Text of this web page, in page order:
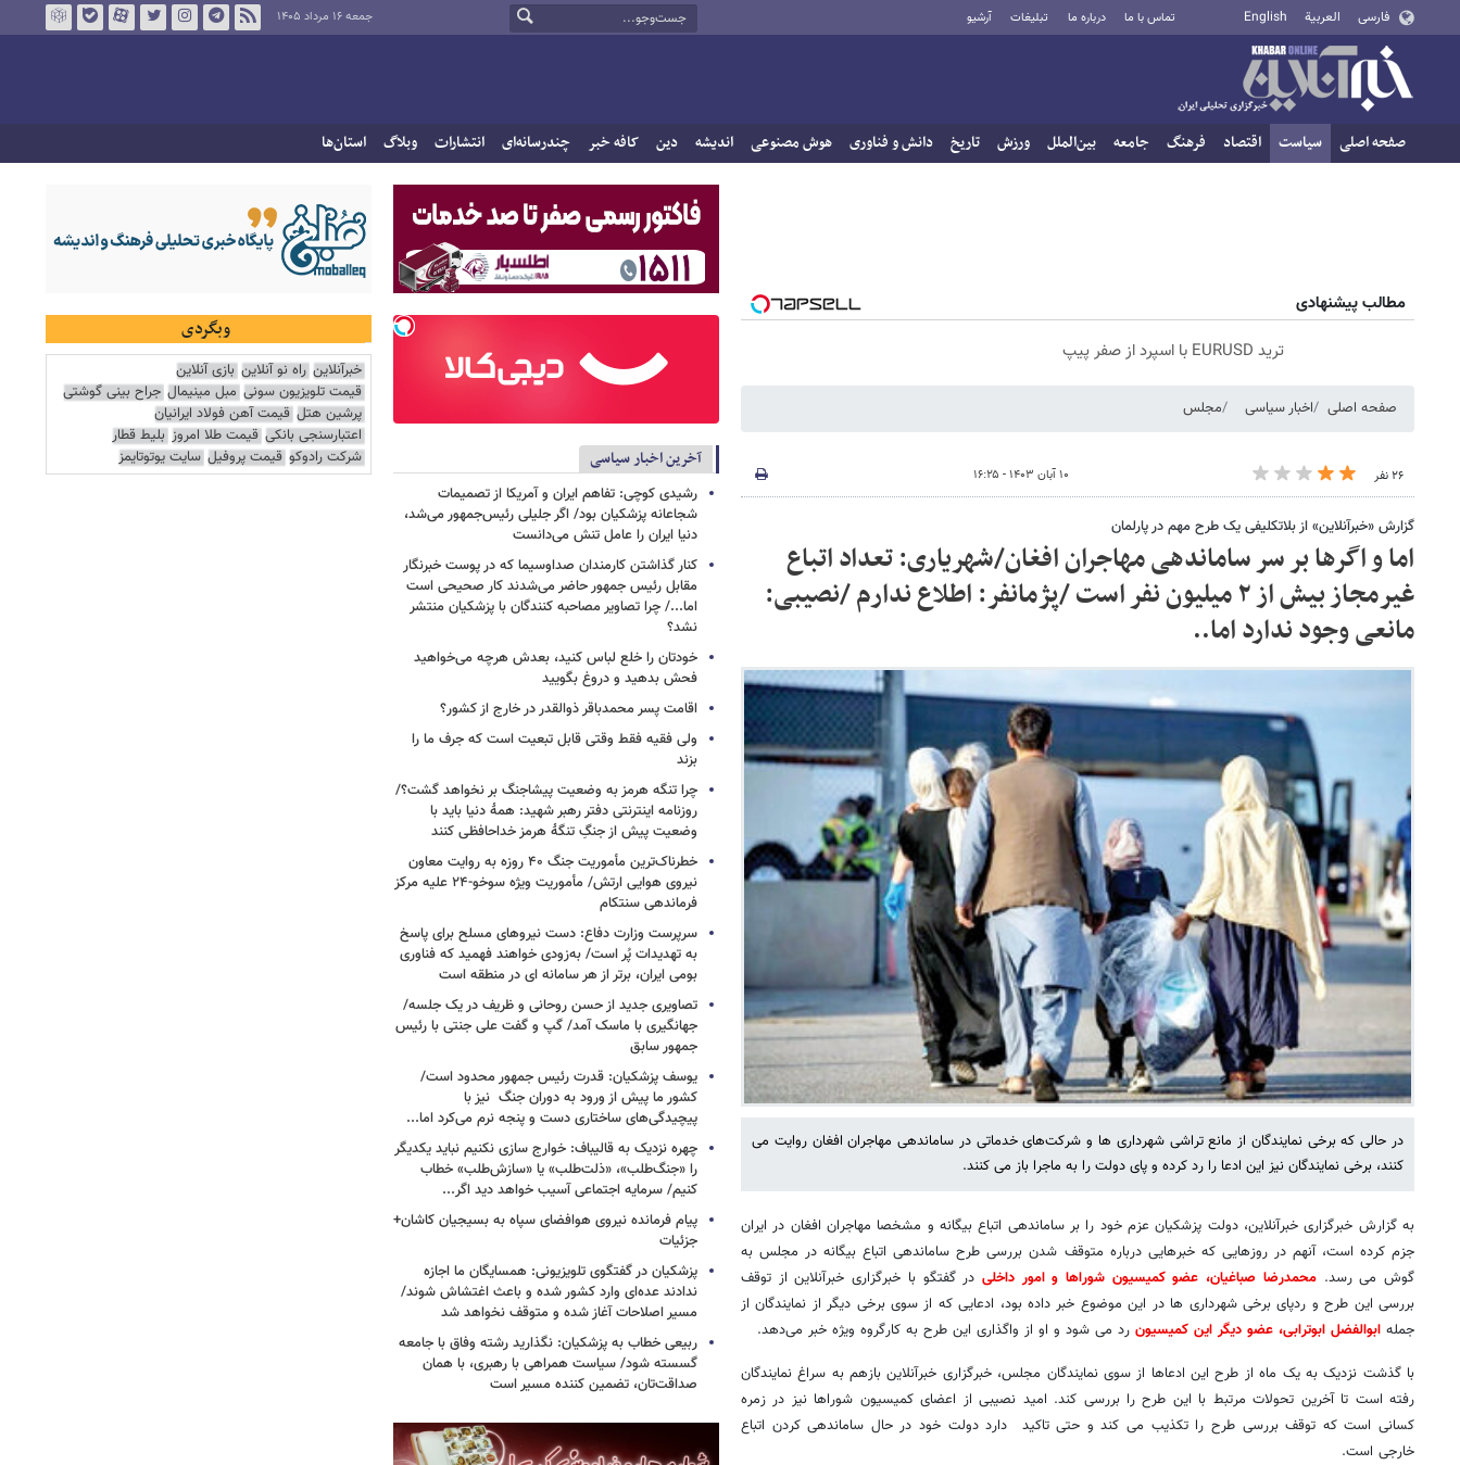
فارسی العربية English تماس با ما درباره ما تبلیغات آرشیو جمعه ۱۶ مرداد ۱۴۰۵
صفحه اصلی سیاست اقتصاد فرهنگ جامعه بین‌الملل ورزش تاریخ دانش و فناوری هوش مصنوعی اندیشه دین کافه خبر چندرسانه‌ای انتشارات وبلاگ استان‌ها
مطالب پیشنهادی
ترید EURUSD با اسپرد از صفر پیپ
صفحه اصلی اخبار سیاسی مجلس
۲۶ نفر ۱۰ آبان ۱۴۰۳ - ۱۶:۲۵
گزارش «خبرآنلاین» از بلاتکلیفی یک طرح مهم در پارلمان
اما و اگرها بر سر ساماندهی مهاجران افغان/شهریاری: تعداد اتباع
غیرمجاز بیش از ۲ میلیون نفر است /پژمانفر: اطلاع ندارم /نصیبی:
مانعی وجود ندارد اما..
در حالی که برخی نمایندگان از مانع تراشی شهرداری ها و شرکت‌های خدماتی در ساماندهی مهاجران افغان روایت می
کنند، برخی نمایندگان نیز این ادعا را رد کرده و پای دولت را به ماجرا باز می کنند.
به گزارش خبرگزاری خبرآنلاین، دولت پزشکیان عزم خود را بر ساماندهی اتباع بیگانه و مشخصا مهاجران افغان در ایران
جزم کرده است، آنهم در روزهایی که خبرهایی درباره متوقف شدن بررسی طرح ساماندهی اتباع بیگانه در مجلس به
گوش می رسد.محمدرضا صباغیان، عضو کمیسیون شوراها و امور داخلی در گفتگو با خبرگزاری خبرآنلاین از توقف
بررسی این طرح و ردپای برخی شهرداری ها در این موضوع خبر داده بود، ادعایی که از سوی برخی دیگر از نمایندگان از
جمله ابوالفضل ابوترابی، عضو دیگر این کمیسیون رد می شود و او از واگذاری این طرح به کارگروه ویژه خبر می‌دهد.
با گذشت نزدیک به یک ماه از طرح این ادعاها از سوی نمایندگان مجلس، خبرگزاری خبرآنلاین بازهم به سراغ نمایندگان
رفته است تا آخرین تحولات مرتبط با این طرح را بررسی کند. امید نصیبی از اعضای کمیسیون شوراها نیز در زمره
کسانی است که توقف بررسی طرح را تکذیب می کند و حتی تاکید دارد دولت خود در حال ساماندهی کردن اتباع
خارجی است.
آخرین اخبار سیاسی
رشیدی کوچی: تفاهم ایران و آمریکا از تصمیمات
شجاعانه پزشکیان بود/ اگر جلیلی رئیس‌جمهور می‌شد،
دنیا ایران را عامل تنش می‌دانست
کنار گذاشتن کارمندان صداوسیما که در پوست خبرنگار
مقابل رئیس جمهور حاضر می‌شدند کار صحیحی است
اما.../ چرا تصاویر مصاحبه کنندگان با پزشکیان منتشر
نشد؟
خودتان را خلع لباس کنید، بعدش هرچه می‌خواهید
فحش بدهید و دروغ بگویید
اقامت پسر محمدباقر ذوالقدر در خارج از کشور؟
ولی فقیه فقط وقتی قابل تبعیت است که جرف ما را
بزند
چرا تنگه هرمز به وضعیت پیشاجنگ بر نخواهد گشت؟/
روزنامه اینترنتی دفتر رهبر شهید: همۀ دنیا باید با
وضعیت پیش از جنگِ تنگۀ هرمز خداحافظی کنند
خطرناک‌ترین مأموریت جنگ ۴۰ روزه به روایت معاون
نیروی هوایی ارتش/ مأموریت ویژه سوخو-۲۴ علیه مرکز
فرماندهی سنتکام
سرپرست وزارت دفاع: دست نیروهای مسلح برای پاسخ
به تهدیدات پُر است/ به‌زودی خواهند فهمید که فناوری
بومی ایران، برتر از هر سامانه ای در منطقه است
تصاویری جدید از حسن روحانی و ظریف در یک جلسه/
جهانگیری با ماسک آمد/ گپ و گفت علی جنتی با رئیس
جمهور سابق
یوسف پزشکیان: قدرت رئیس‌ جمهور محدود است/
کشور ما پیش از ورود به دوران جنگ نیز با
پیچیدگی‌های ساختاری دست و پنجه نرم می‌کرد اما...
چهره نزدیک به قالیباف: خوارج سازی نکنیم نباید یکدیگر
را «جنگ‌طلب»، «ذلت‌طلب» یا «سازش‌طلب» خطاب
کنیم/ سرمایه اجتماعی آسیب خواهد دید اگر...
پیام فرمانده نیروی هوافضای سپاه به بسیجیان کاشان+
جزئیات
پزشکیان در گفتگوی تلویزیونی: همسایگان ما اجازه
ندادند عده‌ای وارد کشور شده و باعث اغتشاش شوند/
مسیر اصلاحات آغاز شده و متوقف نخواهد شد
ربیعی خطاب به پزشکیان: نگذارید رشته وفاق با جامعه
گسسته شود/ سیاست همراهی با رهبری، با همان
صداقت‌تان، تضمین کننده مسیر است
وبگردی
خبرآنلاین راه نو آنلاین بازی آنلاین
قیمت تلویزیون سونی مبل مینیمال جراح بینی گوشتی
پرشین هتل قیمت آهن فولاد ایرانیان
اعتبارسنجی بانکی قیمت طلا امروز بلیط قطار
شرکت رادوکو قیمت پروفیل سایت یوتوتایمز